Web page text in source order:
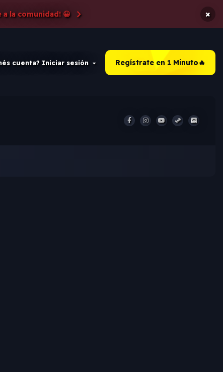
la comunidad! 😀 ×
cuenta? Iniciar sesión Regístrate en 1 Minuto🔥